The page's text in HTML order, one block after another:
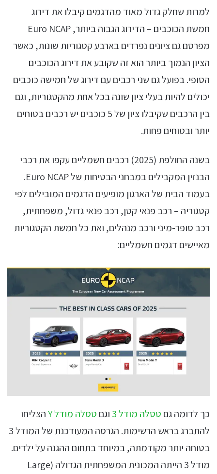
למרות שחלק גדול מאוד מהדגמים קיבלו את דירוג
חמשת הכוכבים – הדירוג הגבוה ביותר, Euro NCAP
מפרסם גם ציונים נפרדים בארבע קטגוריות שונות, כאשר
הציון הנמוך ביותר הוא זה שקובע את דירוג הכוכבים
הסופי. בפועל גם שני רכבים עם דירוג של חמישה כוכבים
יכולים להיות בעלי ציון שונה בכל אחת מהקטגוריות, וגם
בין הרכבים שקיבלו ציון של 5 כוכבים יש רכבים בטוחים
יותר ובטוחים פחות.
בשנה החולפת (2025) רכבים חשמליים עקפו את רכבי
הבנזין המקבילים במבחני הבטיחות של Euro NCAP.
בעמוד הבית של הארגון מופיעים הדגמים המובילים לפי
קטגוריה – רכב פנאי קטן, רכב פנאי גדול, משפחתית,
רכב סופר-מיני ורכב מנהלים, ואת כל חמשת הקטגוריות
מאיישים דגמים חשמליים:
כך לדומה גם טסלה מודל 3 וגם טסלה מודל Y הצליחו
להתברג בראש הרשימות. הגרסה המעודכנת של המודל 3
בטוחה יותר מקודמתה, במיוחד בתחום ההגנה על ילדים.
מודל 3 הייתה המכונית המשפחתית הגדולה (Large